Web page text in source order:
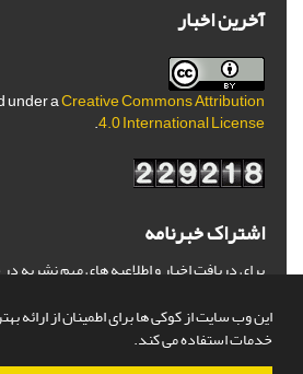
این وب سایت از کوکی ها برای اطمینان از ارائه
خدمات استفاده می کند.
آخرین اخبار
under aCreative Commons Attribution
4.0 International License
.
اشتراک خبرنامه
برای دریافت اخبار و اطلاعیه های مهم نشریه